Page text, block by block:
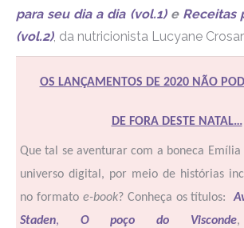
para seu dia a dia (vol.1)e Receitas
(vol.2), da nutricionista Lucyane
OS LANÇAMENTOS DE 2020 NÃO
DE FORA DESTE NATAL…
Que tal se aventurar com a boneca Emília
universo digital, por meio de histórias
no formato e-book? Conheça os títulos:
Staden, O poço do Visconde